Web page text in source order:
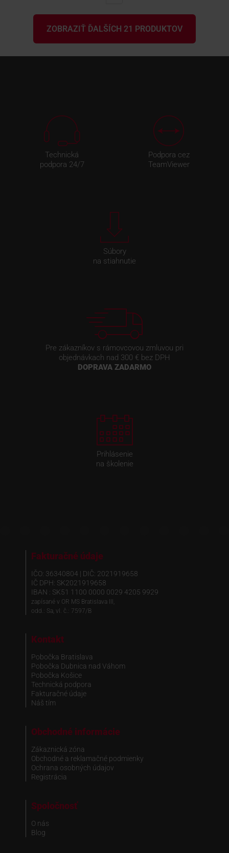
ZOBRAZIŤ ĎALŠÍCH 21 PRODUKTOV
Technická
podpora 24/7
Podpora cez
TeamViewer
Súbory
na stiahnutie
Pre zákazníkov s rámovcovou zmluvou pri
objednávkach nad 300 € bez DPH
DOPRAVA ZADARMO
Prihlásenie
na školenie
Fakturačné údaje
IČO: 36340804 | DIČ: 2021919658
IČ DPH: SK2021919658
IBAN : SK51 1100 0000 0029 4205 9929
zapísané v OR MS Bratislava III,
odd.: Sa, vl. č.: 7597/B
Kontakt
Pobočka Bratislava
Pobočka Dubnica nad Váhom
Pobočka Košice
Technická podpora
Fakturačné údaje
Náš tím
Obchodné informácie
Zákaznická zóna
Obchodné a reklamačné podmienky
Ochrana osobných údajov
Registrácia
Spoločnosť
O nás
Blog